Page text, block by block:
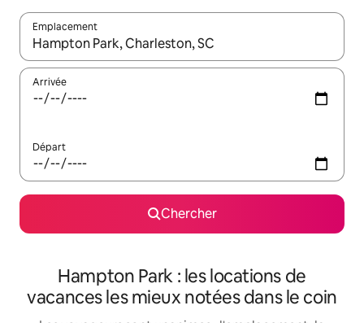
Emplacement
Quand les résultats sont affichés, parcourez-les en utilisant
Arrivée
Départ
Chercher
Hampton Park : les locations de
vacances les mieux notées dans le coin